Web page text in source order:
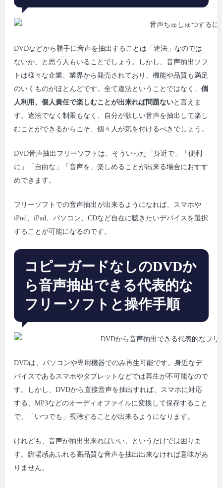
DVDなどから勝手に音声を抽出することは「違法」なのでは
ないか、と思う人もいることでしょう。しかし、音声抽出ソフ
トは様々な企業、業界から発売されており、機能や品質も満足
のいくものがほとんどです。全て違法ということではなく、 個
人利用、個人責任で楽しむことが出来れば問題ないと言えま
す。違法でなく制限もなく、自分が欲しい音声を抽出して楽し
むことができるからこそ、個々人が気を付けるべきでしょう。
DVD音声抽出フリーソフトは、そういった「身近で」「便利
に」「自由な」「音声を」楽しめることが出来る場合におすす
めできます。
フリーソフトでの音声抽出が出来るようになれば、スマホや
iPod、iPad、パソコン、CDなど自在に聴きたいデバイスを選択
することが可能になるのです。
コピーガードなしのDVDか
ら音声抽出できる代表的な
フリーソフトと操作手順
DVDは、パソコンや専用機器でのみ再生可能です。身近なデ
バイスであるスマホやタブレットなどでは再生が不可能なので
す。しかし、DVDから直接音声を抽出すれば、スマホに対応
する、MP3などのオーディオファイルに変換して保存すること
で、「いつでも」視聴することが出来るようになります。
けれども、音声が抽出出来ればいい、というだけでは困りま
す。臨場感あふれる高品質な音声を抽出出来なければ意味があ
りません。